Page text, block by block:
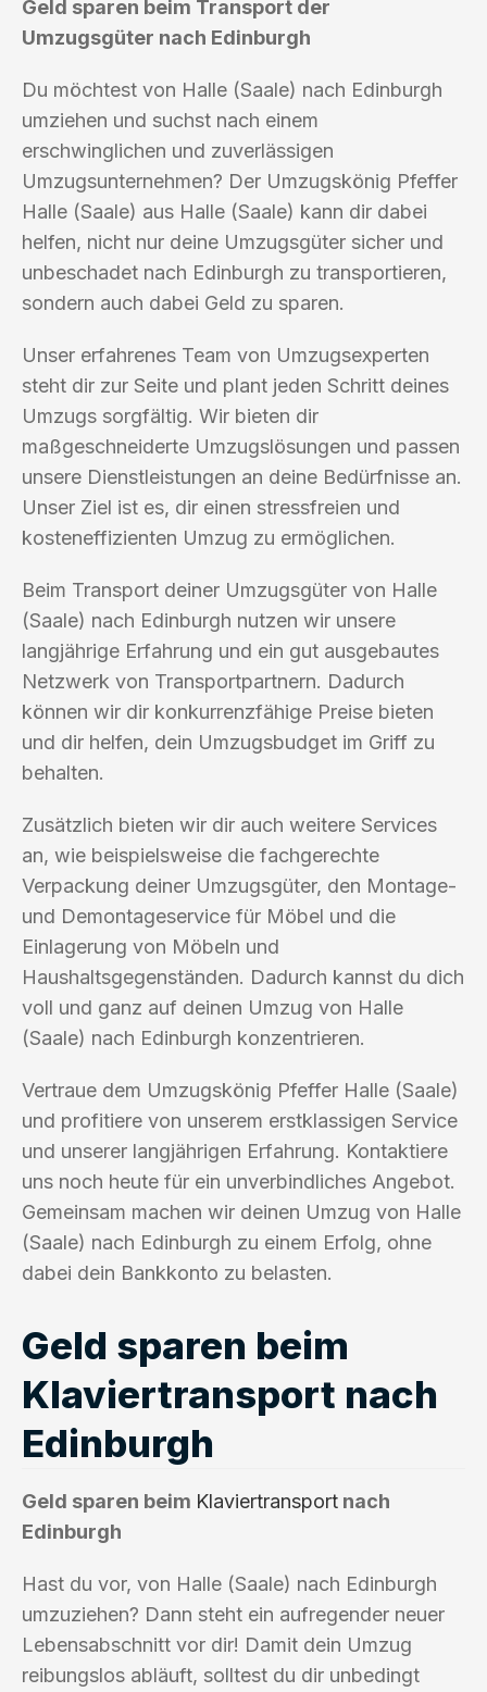
Geld sparen beim Transport der
Umzugsgüter nach Edinburgh
Du möchtest von Halle (Saale) nach Edinburgh
umziehen und suchst nach einem
erschwinglichen und zuverlässigen
Umzugsunternehmen? Der Umzugskönig Pfeffer
Halle (Saale) aus Halle (Saale) kann dir dabei
helfen, nicht nur deine Umzugsgüter sicher und
unbeschadet nach Edinburgh zu transportieren,
sondern auch dabei Geld zu sparen.
Unser erfahrenes Team von Umzugsexperten
steht dir zur Seite und plant jeden Schritt deines
Umzugs sorgfältig. Wir bieten dir
maßgeschneiderte Umzugslösungen und passen
unsere Dienstleistungen an deine Bedürfnisse an.
Unser Ziel ist es, dir einen stressfreien und
kosteneffizienten Umzug zu ermöglichen.
Beim Transport deiner Umzugsgüter von Halle
(Saale) nach Edinburgh nutzen wir unsere
langjährige Erfahrung und ein gut ausgebautes
Netzwerk von Transportpartnern. Dadurch
können wir dir konkurrenzfähige Preise bieten
und dir helfen, dein Umzugsbudget im Griff zu
behalten.
Zusätzlich bieten wir dir auch weitere Services
an, wie beispielsweise die fachgerechte
Verpackung deiner Umzugsgüter, den Montage-
und Demontageservice für Möbel und die
Einlagerung von Möbeln und
Haushaltsgegenständen. Dadurch kannst du dich
voll und ganz auf deinen Umzug von Halle
(Saale) nach Edinburgh konzentrieren.
Vertraue dem Umzugskönig Pfeffer Halle (Saale)
und profitiere von unserem erstklassigen Service
und unserer langjährigen Erfahrung. Kontaktiere
uns noch heute für ein unverbindliches Angebot.
Gemeinsam machen wir deinen Umzug von Halle
(Saale) nach Edinburgh zu einem Erfolg, ohne
dabei dein Bankkonto zu belasten.
Geld sparen beim
Klaviertransport nach
Edinburgh
Geld sparen beim Klaviertransport nach
Edinburgh
Hast du vor, von Halle (Saale) nach Edinburgh
umzuziehen? Dann steht ein aufregender neuer
Lebensabschnitt vor dir! Damit dein Umzug
reibungslos abläuft, solltest du dir unbedingt